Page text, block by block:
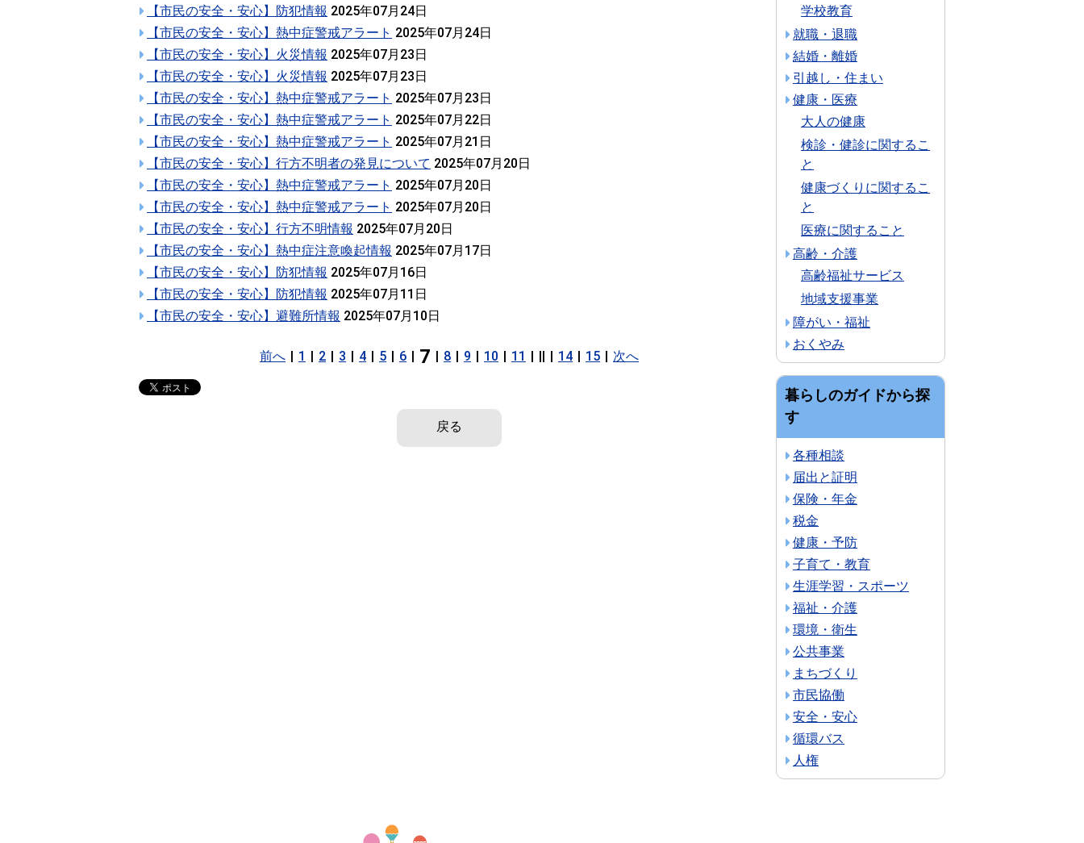
【市民の安全・安心】防犯情報 2025年07月24日
【市民の安全・安心】熱中症警戒アラート 2025年07月24日
【市民の安全・安心】火災情報 2025年07月23日
【市民の安全・安心】火災情報 2025年07月23日
【市民の安全・安心】熱中症警戒アラート 2025年07月23日
【市民の安全・安心】熱中症警戒アラート 2025年07月22日
【市民の安全・安心】熱中症警戒アラート 2025年07月21日
【市民の安全・安心】行方不明者の発見について 2025年07月20日
【市民の安全・安心】熱中症警戒アラート 2025年07月20日
【市民の安全・安心】熱中症警戒アラート 2025年07月20日
【市民の安全・安心】行方不明情報 2025年07月20日
【市民の安全・安心】熱中症注意喚起情報 2025年07月17日
【市民の安全・安心】防犯情報 2025年07月16日
【市民の安全・安心】防犯情報 2025年07月11日
【市民の安全・安心】避難所情報 2025年07月10日
前へ | 1 | 2 | 3 | 4 | 5 | 6 | 7 | 8 | 9 | 10 | 11 | || | 14 | 15 | 次へ
戻る
学校教育
就職・退職
結婚・離婚
引越し・住まい
健康・医療
大人の健康
検診・健診に関するこ
と
健康づくりに関するこ
と
医療に関すること
高齢・介護
高齢福祉サービス
地域支援事業
障がい・福祉
おくやみ
暮らしのガイドから探
す
各種相談
届出と証明
保険・年金
税金
健康・予防
子育て・教育
生涯学習・スポーツ
福祉・介護
環境・衛生
公共事業
まちづくり
市民協働
安全・安心
循環バス
人権